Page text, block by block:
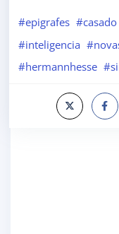
#epigrafes #casado
#inteligencia
#hermannhesse